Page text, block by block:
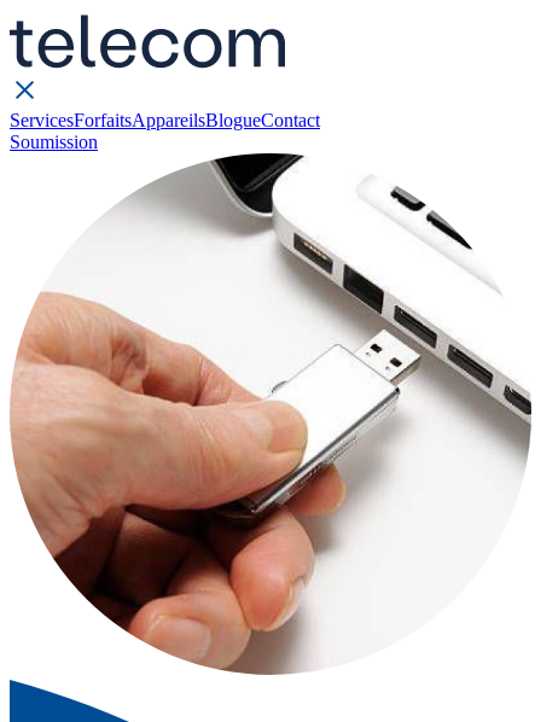
ServicesForfaitsAppareilsBlogueContact
Soumission